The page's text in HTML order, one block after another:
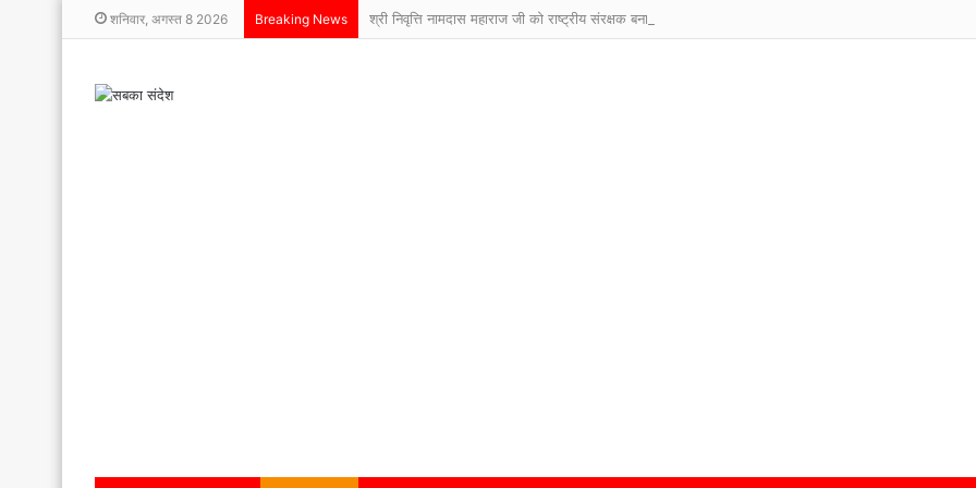
शनिवार, अगस्त 8 2026 Breaking News श्री निवृत्ति नामदास महाराज जी को राष्ट्रीय संरक्षक बनाए जाने पर देशभर से बधाइयों का तांता